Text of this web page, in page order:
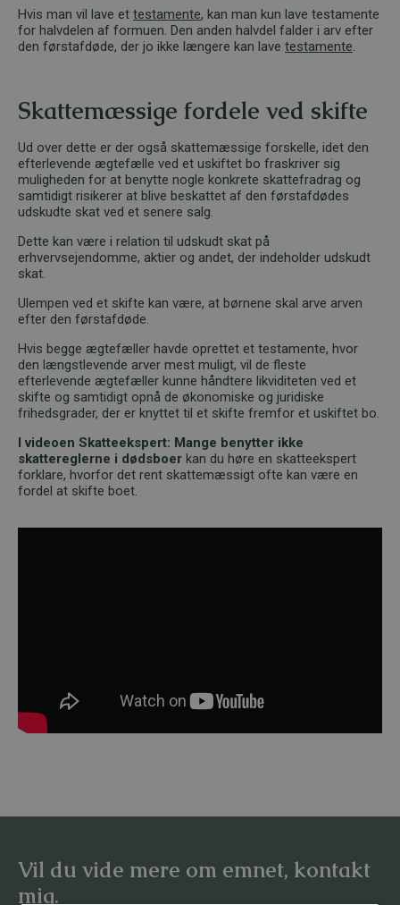
Hvis man vil lave et testamente, kan man kun lave testamente
for halvdelen af formuen. Den anden halvdel falder i arv efter
den førstafdøde, der jo ikke længere kan lave testamente.
Skattemæssige fordele ved skifte
Ud over dette er der også skattemæssige forskelle, idet den
efterlevende ægtefælle ved et uskiftet bo fraskriver sig
muligheden for at benytte nogle konkrete skattefradrag og
samtidigt risikerer at blive beskattet af den førstafdødes
udskudte skat ved et senere salg.
Dette kan være i relation til udskudt skat på
erhvervsejendomme, aktier og andet, der indeholder udskudt
skat.
Ulempen ved et skifte kan være, at børnene skal arve arven
efter den førstafdøde.
Hvis begge ægtefæller havde oprettet et testamente, hvor
den længstlevende arver mest muligt, vil de fleste
efterlevende ægtefæller kunne håndtere likviditeten ved et
skifte og samtidigt opnå de økonomiske og juridiske
frihedsgrader, der er knyttet til et skifte fremfor et uskiftet bo.
I videoen Skatteekspert: Mange benytter ikke
skattereglerne i dødsboer kan du høre en skatteekspert
forklare, hvorfor det rent skattemæssigt ofte kan være en
fordel at skifte boet.
Vil du vide mere om emnet, kontakt
mig.